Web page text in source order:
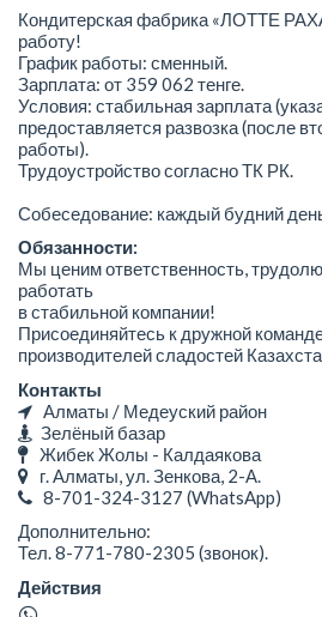
Кондитерская фабрика «ЛОТТЕ
работу!
График работы: сменный.
Зарплата: от 359 062 тенге.
Условия: стабильная зарплата
предоставляется развозка (после
работы).
Трудоустройство согласно ТК РК.
Собеседование: каждый будний
Обязанности:
Мы ценим ответственность,
работать
в стабильной компании!
Присоединяйтесь к дружной
производителей сладостей
Контакты
Алматы / Медеуский район
Зелёный базар
Жибек Жолы - Калдаякова
г. Алматы, ул. Зенкова, 2-А.
8-701-324-3127 (WhatsApp)
Дополнительно:
Тел. 8-771-780-2305 (звонок).
Действия